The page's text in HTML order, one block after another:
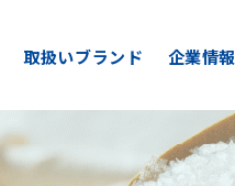
取扱いブランド 企業情報